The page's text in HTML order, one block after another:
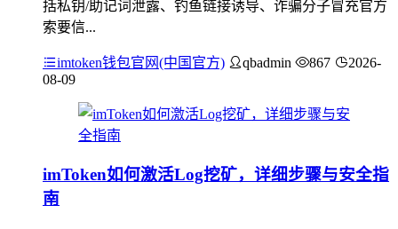
括私钥/助记词泄露、钓鱼链接诱导、诈骗分子冒充官方
索要信...
imtoken钱包官网(中国官方) qbadmin 867
2026-
08-09
imToken如何激活Log挖矿，详细步骤与安全指
南